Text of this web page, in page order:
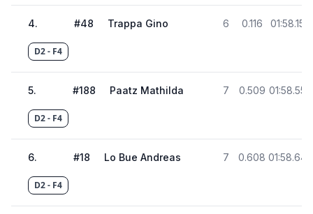
4. #48 Trappa Gino 6 0.116 01:58.157
D2 - F4
5. #188 Paatz Mathilda 7 0.509 01:58.550
D2 - F4
6. #18 Lo Bue Andreas 7 0.608 01:58.649
D2 - F4